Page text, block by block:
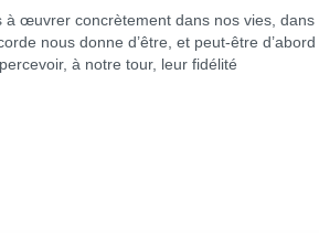
à œuvrer concrètement dans nos vies, dans
nous donne d’être, et peut-être d’abord
à notre tour, leur fidélité